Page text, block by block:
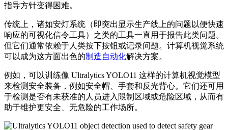
指导方针变得困难。
传统上，诸如安灯系统（即突出显示生产线上的问题以便快速
响应的可视化信令工具）之类的工具一直用于报告此类问题。
但它们通常依赖于人类按下按钮或记录问题。计算机视觉系统
可以成为这方面出色的制造自动化解决方案。
例如，可以训练像 Ultralytics YOLO11 这样的计算机视觉模型
来检测安全装备，例如安全帽、手套和反光背心。它们还可用
于检测是否有未获准的人员进入限制区域或危险区域，从而有
助于维护更安全、无危险的工作场所。